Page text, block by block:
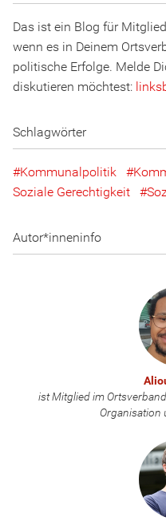
Das ist ein Blog für
wenn es in Deinem
politische Erfolge. Melde
diskutieren möchtest:
Schlagwörter
Kommunalpolitik
Soziale Gerechtigkeit
Autor*inneninfo
ist Mitglied im
Organisation